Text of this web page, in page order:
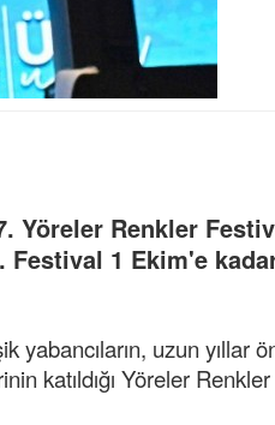
Yöreler Renkler
1 Ekim'e
uzun yıllar
katıldığı Yöreler